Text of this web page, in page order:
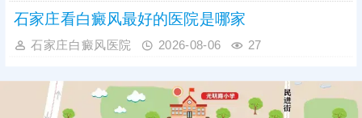
石家庄看白癜风最好的医院是哪家
石家庄白癜风医院 2026-08-06 27